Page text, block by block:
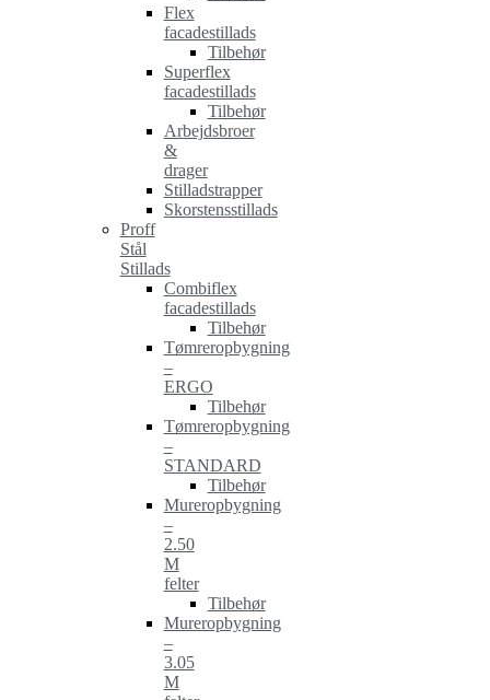
Flex
facadestillads
Tilbehør
Superflex
facadestillads
Tilbehør
Arbejdsbroer
&
drager
Stilladstrapper
Skorstensstillads
Proff
Stål
Stillads
Combiflex
facadestillads
Tilbehør
Tømreropbygning
–
ERGO
Tilbehør
Tømreropbygning
–
STANDARD
Tilbehør
Mureropbygning
–
2.50
M
felter
Tilbehør
Mureropbygning
–
3.05
M